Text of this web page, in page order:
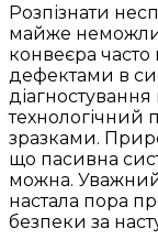
Розпізнати
майже
конвеєра
дефектами в
технологічний
зразками.
що пасивна
можна.
настала пора
безпеки за